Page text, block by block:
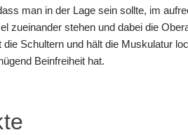
man in der Lage sein sollte, im
zueinander stehen und dabei die
Schultern und hält die Muskulatur
Beinfreiheit hat.